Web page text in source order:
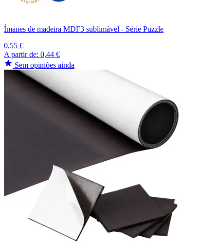
Ímanes de madeira MDF3 sublimável - Série Puzzle
0,55 €
A partir de: 0,44 €
Sem opiniões ainda